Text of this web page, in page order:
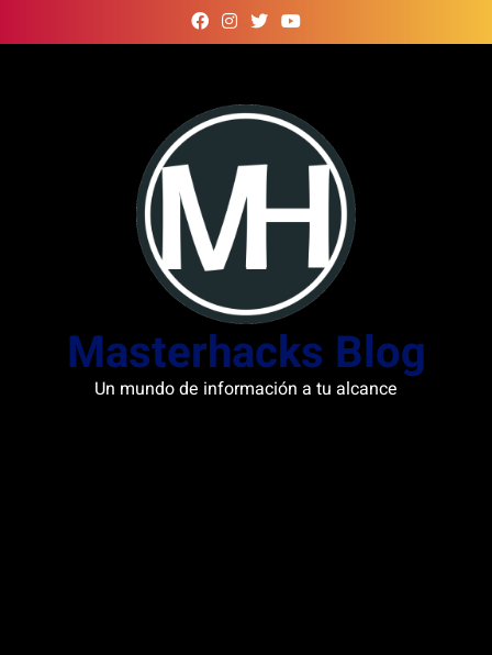
to
Masterhacks Blog
Un mundo de información a tu alcance